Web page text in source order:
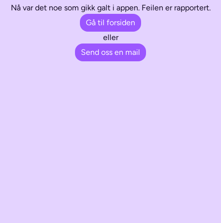
Nå var det noe som gikk galt i appen. Feilen er rapportert.
Gå til forsiden
eller
Send oss en mail